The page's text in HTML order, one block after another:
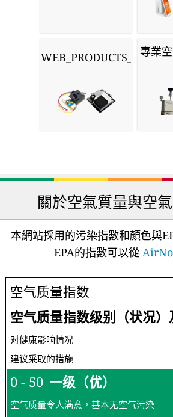
專業
關於空氣質量與空
本網站採用的污染指數和顏色與
EPA的指數可以從
空气质量指数
空气质量指数级别（状况
对健康影响情况
建议采取的措施
0 - 50 一级（优）
空气质量令人满意，基本无空气污染